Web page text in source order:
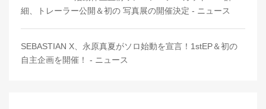
細、トレーラー公開＆初の 写真展の開催決定 - ニュース
SEBASTIAN X、永原真夏がソロ始動を宣言！1stEP＆初の
自主企画を開催！ - ニュース